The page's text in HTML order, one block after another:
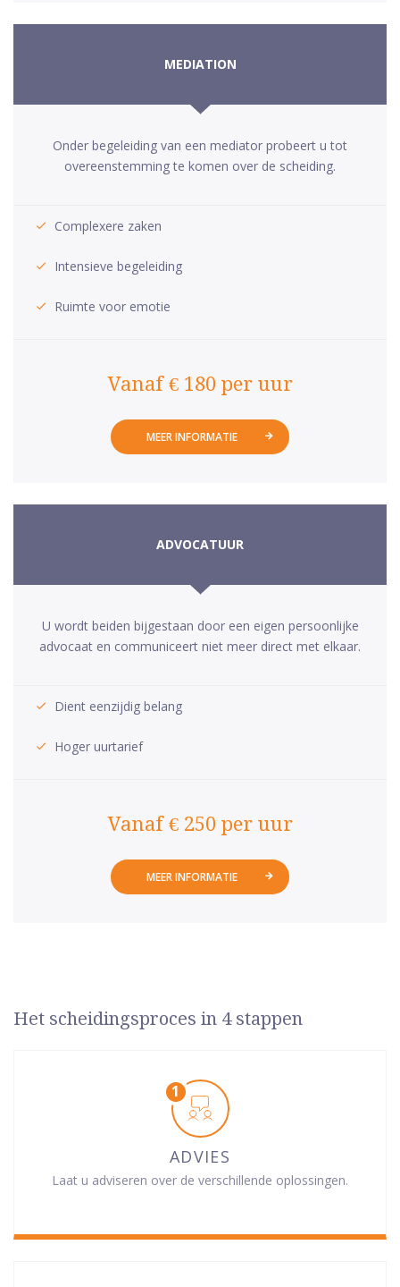
MEDIATION
Onder begeleiding van een mediator probeert u tot
overeenstemming te komen over de scheiding.
Complexere zaken
Intensieve begeleiding
Ruimte voor emotie
Vanaf € 180 per uur
MEER INFORMATIE
ADVOCATUUR
U wordt beiden bijgestaan door een eigen persoonlijke
advocaat en communiceert niet meer direct met elkaar.
Dient eenzijdig belang
Hoger uurtarief
Vanaf € 250 per uur
MEER INFORMATIE
Het scheidingsproces in 4 stappen
ADVIES
Laat u adviseren over de verschillende oplossingen.